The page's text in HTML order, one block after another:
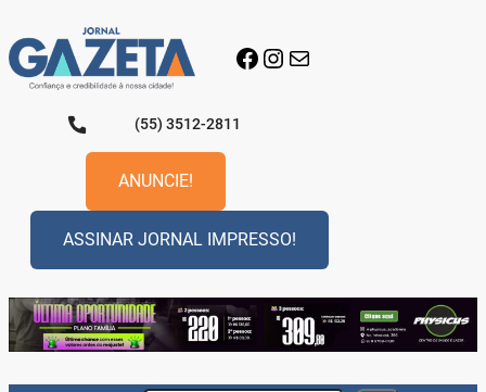
para
o
conteúdo
Facebook
Instagram
E-mail
(55) 3512-2811
ANUNCIE!
ASSINAR JORNAL IMPRESSO!